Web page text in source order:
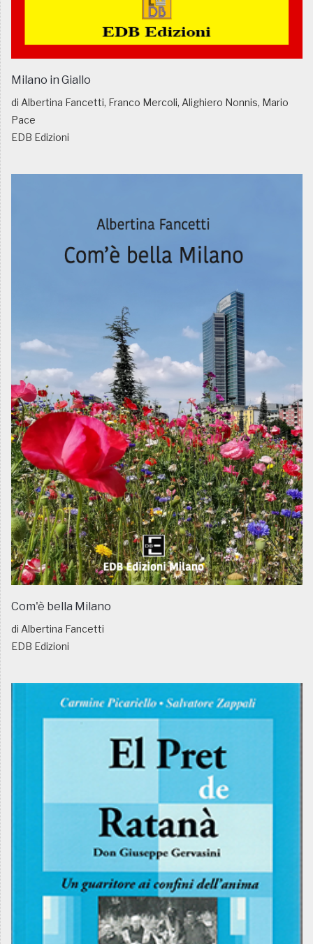
Milano in Giallo
di Albertina Fancetti, Franco Mercoli, Alighiero Nonnis, Mario
Pace
EDB Edizioni
Com'è bella Milano
di Albertina Fancetti
EDB Edizioni